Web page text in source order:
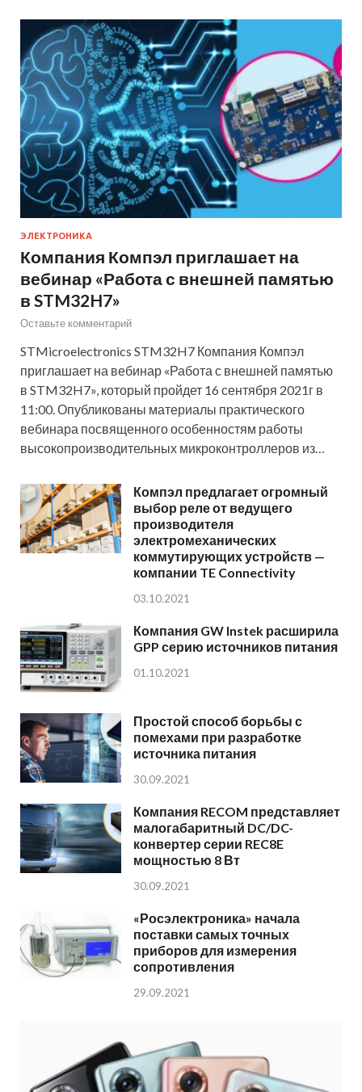
ЭЛЕКТРОНИКА
Компания Компэл приглашает на
вебинар «Работа с внешней памятью
в STM32H7»
Оставьте комментарий
STMicroelectronics STM32H7 Компания Компэл
приглашает на вебинар «Работа с внешней памятью
в STM32H7», который пройдет 16 сентября 2021г в
11:00. Опубликованы материалы практического
вебинара посвященного особенностям работы
высокопроизводительных микроконтроллеров из…
Компэл предлагает огромный
выбор реле от ведущего
производителя
электромеханических
коммутирующих устройств —
компании TE Connectivity
03.10.2021
Компания GW Instek расширила
GPP серию источников питания
01.10.2021
Простой способ борьбы с
помехами при разработке
источника питания
30.09.2021
Компания RECOM представляет
малогабаритный DC/DC-
конвертер серии REC8E
мощностью 8 Вт
30.09.2021
«Росэлектроника» начала
поставки самых точных
приборов для измерения
сопротивления
29.09.2021